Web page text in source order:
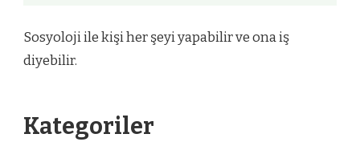
Sosyoloji ile kişi her şeyi yapabilir ve ona iş
diyebilir.
Kategoriler